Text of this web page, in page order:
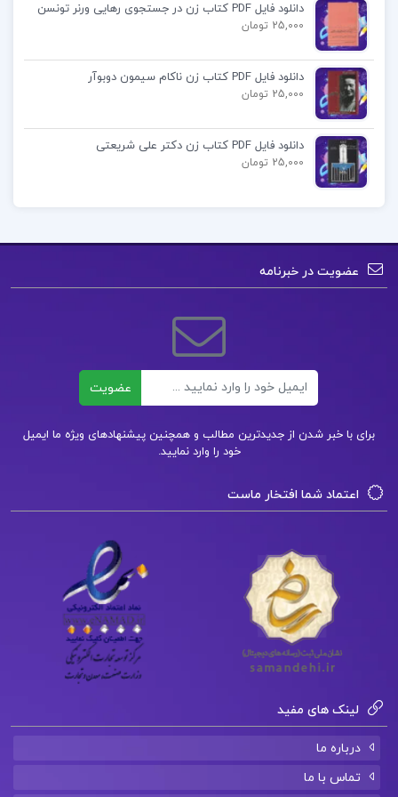
تقوی:
فصل اول : مدیریت دارای های جاری
فصل دوم : تامین مالی کوتاه مدت
فصل سوم : مدیریت سرمای در گردش
فصل چهارم : بازار های پول و سرمایه
pdf مدیریت مالی ۲ مهدی تقوی
خرید کتاب مدیریت مالی 2 مهدی تقوی
مدیریت مالی 2 پیام نور
مدیریت مالی 2 pdf
دانلود رایگانکتاب مدیریت مالی
کتاب پیشنهادی📚
دانلود فایل PDF کتاب آرایه های ادبی علیرضا
عبدالمحمدی نشر الگو
دانلود فایل PDF کتاب انقلاب اسلامی ایران مصطفی
دانلود فایل PDF کتاب زن در جستجوی رهایی ورنر تونسن
25,000 تومان
دانلود فایل PDF کتاب زن ناکام سیمون دوبوآر
25,000 تومان
دانلود فایل PDF کتاب زن دکتر علی شریعتی
25,000 تومان
عضویت در خبرنامه
عضویت
برای با خبر شدن از جدیدترین مطالب و همچنین پیشنهادهای ویژه ما ایمیل
خود را وارد نمایید.
اعتماد شما افتخار ماست
لینک های مفید
درباره ما
تماس با ما